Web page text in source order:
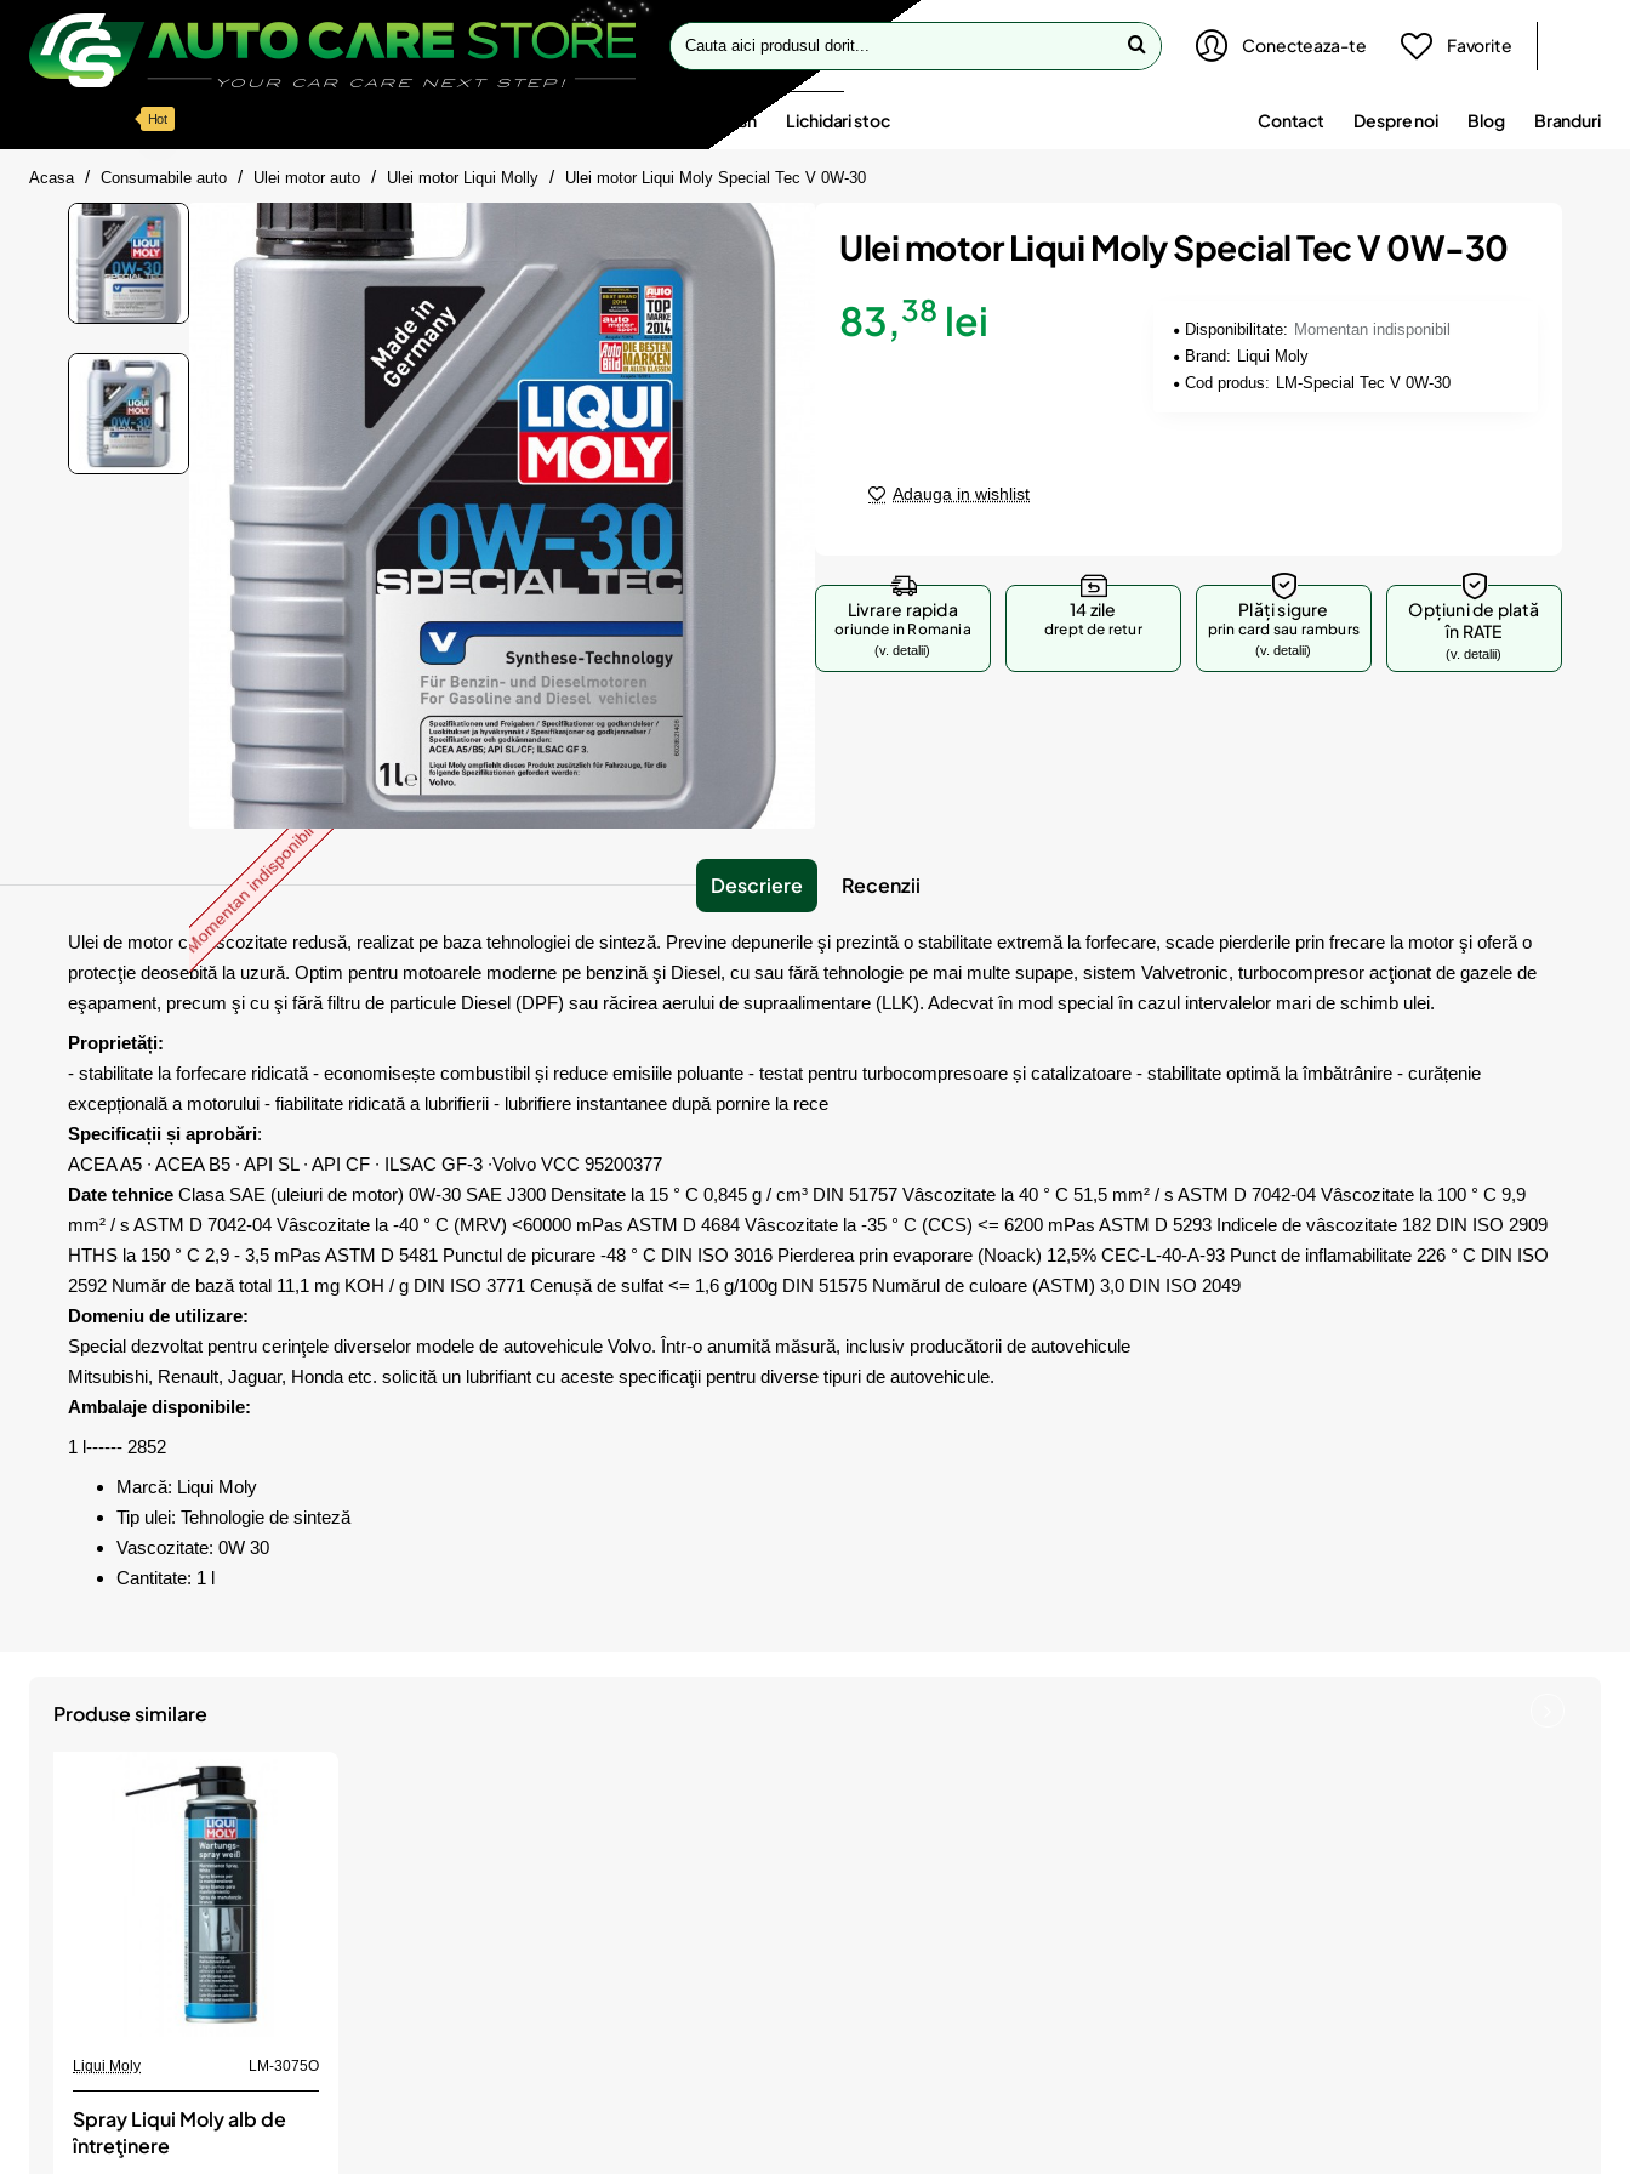
Cauta
aici
Conecteaza-te Favorite
Hot Oferte flash Lichidari stoc Contact Despre noi Blog Branduri
Acasa homeConsumabile auto Ulei motor auto Ulei motor Liqui Molly Ulei motor Liqui Moly Special Tec V 0W-30
Momentan indisponibil
Ulei motor Liqui Moly Special Tec V 0W-30
83,38 lei Disponibilitate: Momentan indisponibil
Brand: Liqui Moly
Cod produs: LM-Special Tec V 0W-30
Adauga in wishlist
Livrare rapida
oriunde in Romania
(v. detalii)
14 zile
drept de retur
Plăți sigure
prin card sau ramburs
(v. detalii)
Opțiuni de plată
în RATE
(v. detalii)
Descriere Recenzii
Ulei de motor cu viscozitate redusă, realizat pe baza tehnologiei de sinteză. Previne depunerile şi prezintă o stabilitate extremă la forfecare, scade pierderile prin frecare la motor şi oferă o
protecţie deosebită la uzură. Optim pentru motoarele moderne pe benzină şi Diesel, cu sau fără tehnologie pe mai multe supape, sistem Valvetronic, turbocompresor acţionat de gazele de
eşapament, precum şi cu şi fără filtru de particule Diesel (DPF) sau răcirea aerului de supraalimentare (LLK). Adecvat în mod special în cazul intervalelor mari de schimb ulei.
Proprietăți:
- stabilitate la forfecare ridicată - economisește combustibil și reduce emisiile poluante - testat pentru turbocompresoare și catalizatoare - stabilitate optimă la îmbătrânire - curățenie
excepțională a motorului - fiabilitate ridicată a lubrifierii - lubrifiere instantanee după pornire la rece
Specificații și aprobări:
ACEA A5 ∙ ACEA B5 ∙ API SL ∙ API CF ∙ ILSAC GF-3 ∙Volvo VCC 95200377
Date tehnice Clasa SAE (uleiuri de motor) 0W-30 SAE J300 Densitate la 15 ° C 0,845 g / cm³ DIN 51757 Vâscozitate la 40 ° C 51,5 mm² / s ASTM D 7042-04 Vâscozitate la 100 ° C 9,9
mm² / s ASTM D 7042-04 Vâscozitate la -40 ° C (MRV) <60000 mPas ASTM D 4684 Vâscozitate la -35 ° C (CCS) <= 6200 mPas ASTM D 5293 Indicele de vâscozitate 182 DIN ISO 2909
HTHS la 150 ° C 2,9 - 3,5 mPas ASTM D 5481 Punctul de picurare -48 ° C DIN ISO 3016 Pierderea prin evaporare (Noack) 12,5% CEC-L-40-A-93 Punct de inflamabilitate 226 ° C DIN ISO
2592 Număr de bază total 11,1 mg KOH / g DIN ISO 3771 Cenușă de sulfat <= 1,6 g/100g DIN 51575 Numărul de culoare (ASTM) 3,0 DIN ISO 2049
Domeniu de utilizare:
Special dezvoltat pentru cerinţele diverselor modele de autovehicule Volvo. Într-o anumită măsură, inclusiv producătorii de autovehicule
Mitsubishi, Renault, Jaguar, Honda etc. solicită un lubrifiant cu aceste specificaţii pentru diverse tipuri de autovehicule.
Ambalaje disponibile:
1 l------ 2852
Marcă: Liqui Moly
Tip ulei: Tehnologie de sinteză
Vascozitate: 0W 30
Cantitate: 1 l
Produse similare
Liqui Moly LM-3075O
Spray Liqui Moly alb de
întreţinere